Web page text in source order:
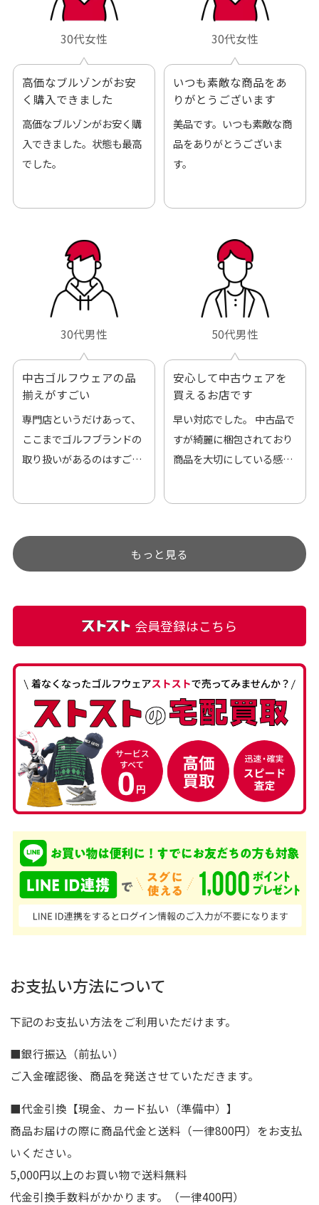
30代女性
高価なブルゾンがお安
く購入できました
高価なブルゾンがお安く購
入できました。状態も最高
でした。
30代女性
いつも素敵な商品をあ
りがとうございます
美品です。いつも素敵な商
品をありがとうございま
す。
30代男性
中古ゴルフウェアの品
揃えがすごい
専門店というだけあって、
ここまでゴルフブランドの
取り扱いがあるのはすご
す。
50代男性
安心して中古ウェアを
買えるお店です
早い対応でした。 中古品で
すが綺麗に梱包されており
商品を大切にしている感が
うぐらい目立つことなく綺
麗な商品でお安く購入でき
もっと見る
会員登録はこちら
お支払い方法について
下記のお支払い方法をご利用いただけます。
■銀行振込（前払い）
ご入金確認後、商品を発送させていただきます。
■代金引換【現金、カード払い（準備中）】
商品お届けの際に商品代金と送料（一律800円）をお支払
いください。
5,000円以上のお買い物で送料無料
代金引換手数料がかかります。（一律400円）